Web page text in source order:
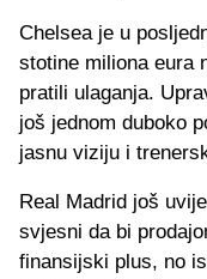
Chelsea je u
stotine miliona eura
pratili ulaganja.
još jednom duboko
jasnu viziju i
Real Madrid još
svjesni da bi
finansijski plus, no